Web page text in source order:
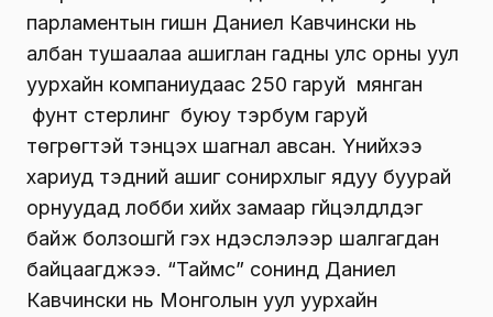
парламентын гишүүн Даниел Кавчински нь
албан тушаалаа ашиглан гадны улс орны уул
уурхайн компаниудаас 250 гаруй мянган
фунт стерлинг буюу тэрбум гаруй
төгрөгтэй тэнцэх шагнал авсан. Үүнийхээ
хариуд тэдний ашиг сонирхлыг ядуу буурай
орнуудад лобби хийх замаар гүйцэлдүүлдэг
байж болзошгүй гэх үндэслэлээр шалгагдан
байцаагджээ. “Таймс” сонинд Даниел
Кавчински нь Монголын уул уурхайн